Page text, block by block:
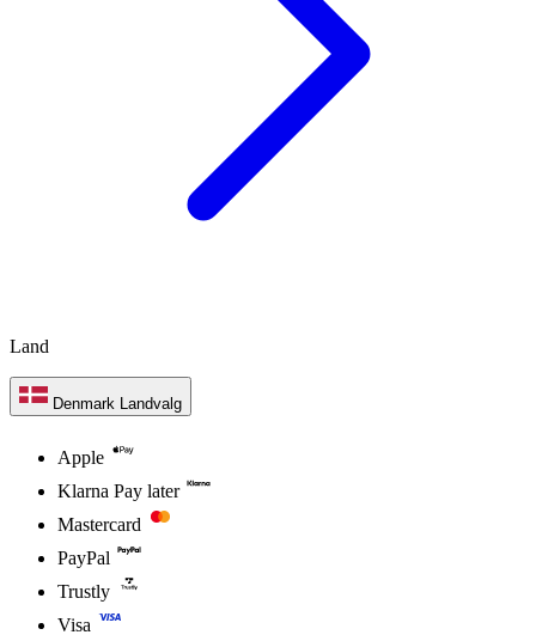
Land
Denmark Landvalg
Apple
Klarna Pay later
Mastercard
PayPal
Trustly
Visa